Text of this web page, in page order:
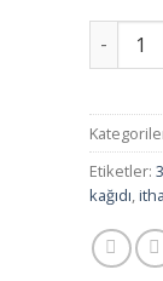
Duvar
Etiketler:
kağıdı,